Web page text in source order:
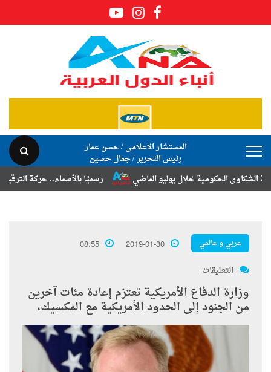
المستشار الاعلامى / حسن عمار
رئيس التحرير / جمال حسين
رسميًا بالأسماء.. حركة الترقيات
الحكومية خلال يوليو الماضي
عربي و عالمي 2019-01-30
08:55
التعليقات
وزارة الدفاع الأمريكية تعتزم إعادة مئات آخرين
من الجنود إلى الحدود الأمريكية مع المكسيك،